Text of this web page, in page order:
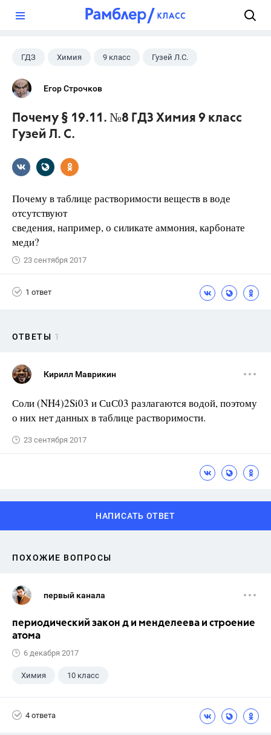
ГДЗ Химия 9 класс Гузей Л.С.
Егор Строчков
Почему § 19.11. №8 ГДЗ Химия 9 класс
Гузей Л. С.
Почему в таблице растворимости веществ в воде
отсутствуют
сведения, например, о силикате аммония, карбонате
меди?
23 сентября 2017
1 ответ
ОТВЕТЫ 1
Кирилл Маврикин
Соли (NH4)2Si03 и СuС03 разлагаются водой, поэтому
о них нет данных в таблице растворимости.
23 сентября 2017
НАПИСАТЬ ОТВЕТ
ПОХОЖИЕ ВОПРОСЫ
первый канала
периодический закон д и менделеева и строение
атома
6 декабря 2017
Химия 10 класс
4 ответа